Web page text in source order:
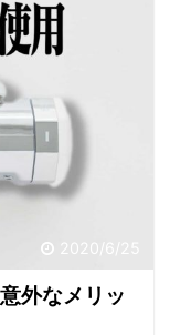
2020/6/25
外なメリッ